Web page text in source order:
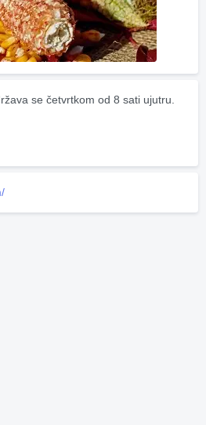
se četvrtkom od 8 sati ujutru.